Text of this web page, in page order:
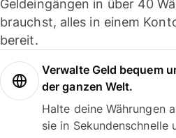
Geldeingängen in über 40
brauchst, alles in einem
bereit.
Verwalte Geld bequem
der ganzen Welt.
Halte deine Währungen
sie in Sekundenschnelle